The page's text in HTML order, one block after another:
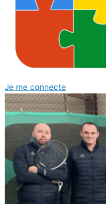
Je me connecte